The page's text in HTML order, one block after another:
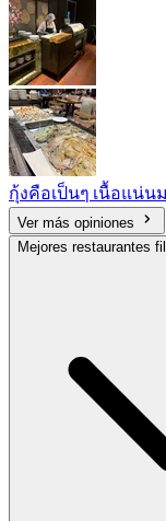
กุ้งคือเป็นๆ เนื้อแน่
Ver más opiniones
Mejores restaurantes